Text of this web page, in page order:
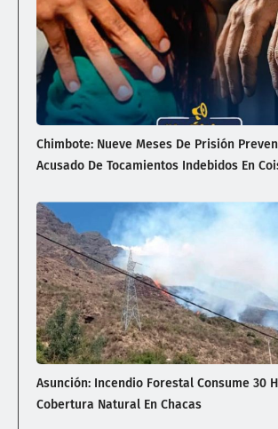
Chimbote: Nueve Meses De Prisión
Acusado De Tocamientos Indebidos En
Asunción: Incendio Forestal Consume 30
Cobertura Natural En Chacas